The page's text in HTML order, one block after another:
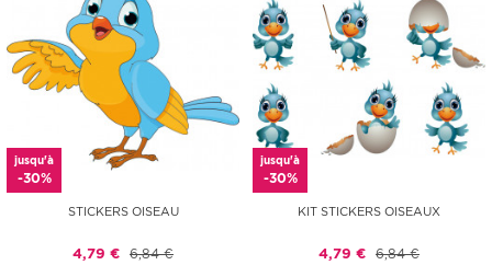
jusqu'à
-30%
STICKERS OISEAU
4,79 € 6,84 €
jusqu'à
-30%
KIT STICKERS OISEAUX
4,79 € 6,84 €